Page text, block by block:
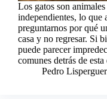
Los gatos son
independientes, lo que
preguntarnos por qué
casa y no regresar. Si
puede parecer
comunes detrás de
Pedro Lisperguer